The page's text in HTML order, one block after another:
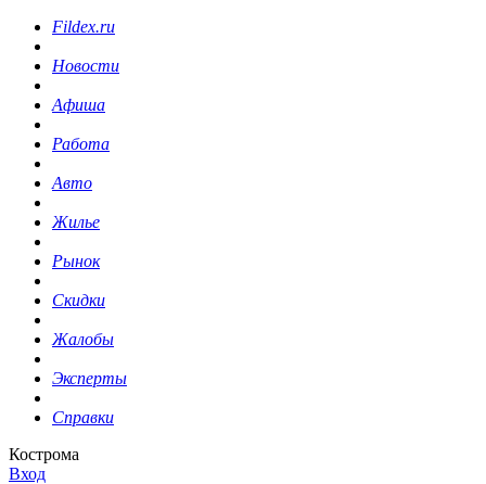
Fildex.ru
Новости
Афиша
Работа
Авто
Жилье
Рынок
Скидки
Жалобы
Эксперты
Справки
Кострома
Вход